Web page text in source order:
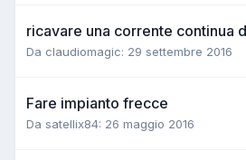
ricavare una corrente continua
Da claudiomagic: 29 settembre 2016
Fare impianto frecce
Da satellix84: 26 maggio 2016